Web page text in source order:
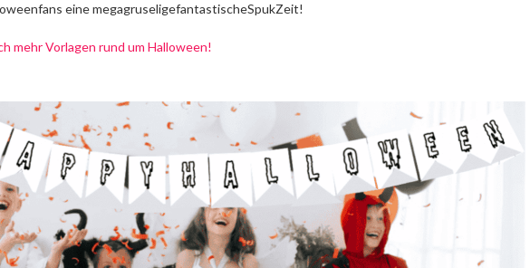
eine megagruseligefantastischeSpukZeit!
mehr Vorlagen rund um Halloween!